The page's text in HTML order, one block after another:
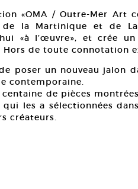
«OMA / Outre-Mer Art
de la Martinique et de
«à l’œuvre», et crée
Hors de toute connotation
poser un nouveau jalon
contemporaine.
centaine de pièces
qui les a sélectionnées
créateurs.